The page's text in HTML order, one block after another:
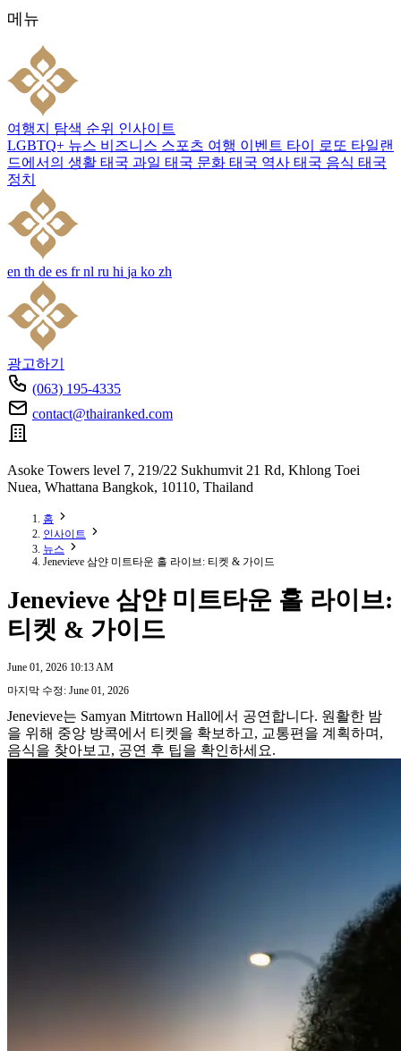
메뉴
여행지 탐색 순위 인사이트
LGBTQ+ 뉴스 비즈니스 스포츠 여행 이벤트 타이 로또 타일랜
드에서의 생활 태국 과일 태국 문화 태국 역사 태국 음식 태국
정치
en th de es fr nl ru hi ja ko zh
광고하기
(063) 195-4335
contact@thairanked.com
Asoke Towers level 7, 219/22 Sukhumvit 21 Rd, Khlong Toei
Nuea, Whattana Bangkok, 10110, Thailand
홈
인사이트
뉴스
Jenevieve 삼얀 미트타운 홀 라이브: 티켓 & 가이드
Jenevieve 삼얀 미트타운 홀 라이브:
티켓 & 가이드
June 01, 2026 10:13 AM
마지막 수정: June 01, 2026
Jenevieve는 Samyan Mitrtown Hall에서 공연합니다. 원활한 밤
을 위해 중앙 방콕에서 티켓을 확보하고, 교통편을 계획하며,
음식을 찾아보고, 공연 후 팁을 확인하세요.